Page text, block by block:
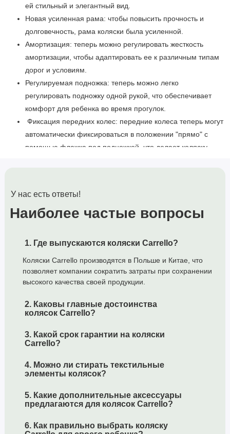
ей стильный и элегантный вид.
Новая усиленная рама: чтобы повысить прочность и
долговечность, рама коляски была усиленной.
Амортизация: теперь можно регулировать жесткость
амортизации, чтобы адаптировать ее к различным типам
дорог и условиям.
Регулируемая подножка: теперь можно легко
регулировать подножку одной рукой, что обеспечивает
комфорт для ребенка во время прогулок.
Фиксация передних колес: передние колеса теперь могут
автоматически фиксироваться в положении "прямо" с
помощью флажка под подножкой, что делает коляску
опустив ручку вперед и собрав ее в компактную форму.
Новый чехол на ножки: в комплекте с коляской
Подстаканник: в новой модели также предусмотрен
удобный подстаканник на коляску, что делает ее еще
Эти новые функции и усовершенствования делают carrello bravo
родителей, которым важны безопасность и комфорт малыша.
Размер в собранном виде (ШхДхВ): 55х95х109 см
Высота спинки: 50 см
Глубина сиденья: 22 см
Длина подножки: 21 см
У нас есть ответы!
Наиболее частые вопросы
1. Где выпускаются коляски Carrello?
Коляски Carrello производятся в Польше и Китае, что
позволяет компании сократить затраты при сохранении
высокого качества своей продукции.
2. Каковы главные достоинства
колясок Carrello?
3. Какой срок гарантии на коляски
Carrello?
4. Можно ли стирать текстильные
элементы колясок?
5. Какие дополнительные аксессуары
предлагаются для колясок Carrello?
6. Как правильно выбрать коляску